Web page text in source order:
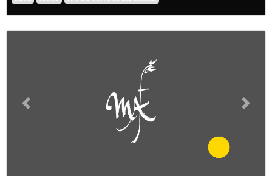
Previous Next